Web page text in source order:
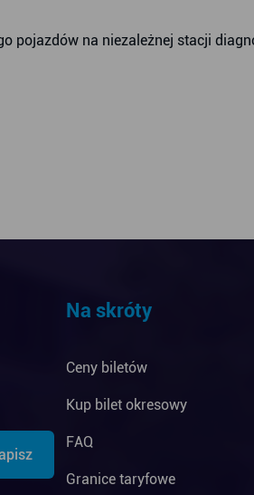
pojazdów na niezależnej stacji
Na skróty
Ceny biletów
Kup bilet okresowy
FAQ
Granice taryfowe